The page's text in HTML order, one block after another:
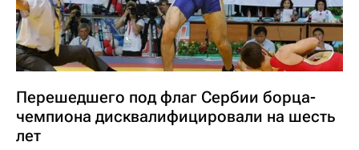
Перешедшего под флаг Сербии борца-
чемпиона дисквалифицировали на шесть
лет